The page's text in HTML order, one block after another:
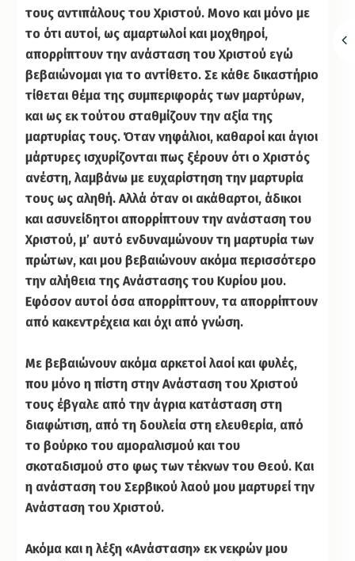
τους αντιπάλους του Χριστού. Μονο και μόνο με
το ότι αυτοί, ως αμαρτωλοί και μοχθηροί,
απορρίπτουν την ανάσταση του Χριστού εγώ
βεβαιώνομαι για το αντίθετο. Σε κάθε δικαστήριο
τίθεται θέμα της συμπεριφοράς των μαρτύρων,
και ως εκ τούτου σταθμίζουν την αξία της
μαρτυρίας τους. Όταν νηφάλιοι, καθαροί και άγιοι
μάρτυρες ισχυρίζονται πως ξέρουν ότι ο Χριστός
ανέστη, λαμβάνω με ευχαρίστηση την μαρτυρία
τους ως αληθή. Αλλά όταν οι ακάθαρτοι, άδικοι
και ασυνείδητοι απορρίπτουν την ανάσταση του
Χριστού, μ’ αυτό ενδυναμώνουν τη μαρτυρία των
πρώτων, και μου βεβαιώνουν ακόμα περισσότερο
την αλήθεια της Ανάστασης του Κυρίου μου.
Εφόσον αυτοί όσα απορρίπτουν, τα απορρίπτουν
από κακεντρέχεια και όχι από γνώση.
Με βεβαιώνουν ακόμα αρκετοί λαοί και φυλές,
που μόνο η πίστη στην Ανάσταση του Χριστού
τους έβγαλε από την άγρια κατάσταση στη
διαφώτιση, από τη δουλεία στη ελευθερία, από
το βούρκο του αμοραλισμού και του
σκοταδισμού στο φως των τέκνων του Θεού. Και
η ανάσταση του Σερβικού λαού μου μαρτυρεί την
Ανάσταση του Χριστού.
Ακόμα και η λέξη «Ανάσταση» εκ νεκρών μου